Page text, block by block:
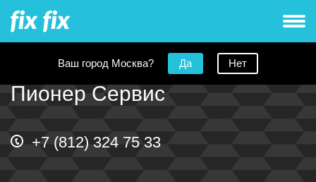
Ваш город Москва? Да Нет
Пионер Сервис
+7 (812) 324 75 33